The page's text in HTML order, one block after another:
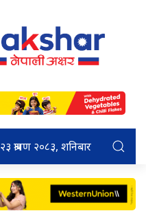
२३ श्रावण २०८३, शनिबार